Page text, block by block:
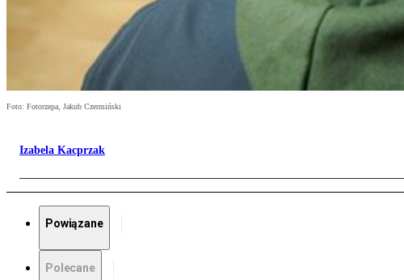
Foto: Fotorzepa, Jakub Czermiński
Izabela Kacprzak
Powiązane
Polecane